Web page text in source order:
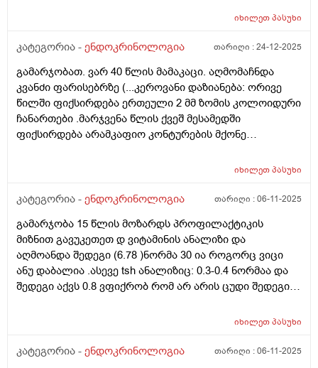
ფიბროზული უბნები. მარჯვენა წლის ზომებია 20 X 20 X
წლის ზომებია 16 X 17 X 40 მმ, მოცულობა 6 სმ საერთო
მოცულობა: 15,3 სმ (N 8-22 სმ) კისრის ორივე
გვერდითა ზედაპირზე სახება 1 სმ-მდე ზომის
დაქვეითებული ეკოგენობის ერთეული ლიმფური
კვანძები .
იხილეთპასუხი
კატეგორია - ენდოკრინოლოგია თარიღი :24-12-2025
გამარჯობათ. ვარ 40 წლის მამაკაცი. აღმომაჩნდა
კვანძი ფარისებრზე (...კეროვანი დაზიანება: ორივე
წილში ფიქსირდება ერთეული 2 მმ ზომის კოლოიდური
ჩანართები .მარჯვენა წლის ქვეშ მესამედში
ფიქსირდება არამკაფიო კონტურების მქონე
ზომით: 2x4 მმ (EU-TIRADS 5).) კითხვაა ასეთი. ცხიმიანი
ხანი,წლებია ვსარგებლობ სოლარიუმით,კვირაში
კარგად სოლარიუმის მომაკვიდენებელი მხარეები) . ეს
კვანძი სოლარიუმის სხივებს ხომ არ შეეძლო
გამოეწვია და ამჟამად,ამ კვანძის ფონზე შეიძლება
კიდევ სოლარიუმით სარგებლობა? მადლობა დიდი
იხილეთპასუხი
კატეგორია - ენდოკრინოლოგია თარიღი :06-11-2025
გამარჯობა 15 წლის მოზარდს პროფილაქტიკის
მიზნით გავუკეთეთ დ ვიტამინის ანალიზი და
აღმოანდა შედეგი (6.78 )ნორმა 30 ია როგორც ვიცი
ანუ დაბალია .ასევე tsh ანალიზიც: 0.3-0.4 ნორმაა და
შედეგი აქვს 0.8 ვფიქრობ რომ არ არის ცუდი შედეგი
მაჩვენებელმა tsh ეს შედეგი შეცვალოს თუ არ მიიღო
იხილეთპასუხი
კატეგორია - ენდოკრინოლოგია თარიღი :06-11-2025